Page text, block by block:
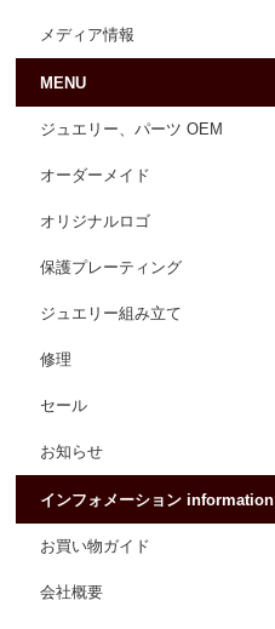
メディア情報
MENU
ジュエリー、パーツ OEM
オーダーメイド
オリジナルロゴ
保護プレーティング
ジュエリー組み立て
修理
セール
お知らせ
インフォメーション information
お買い物ガイド
会社概要